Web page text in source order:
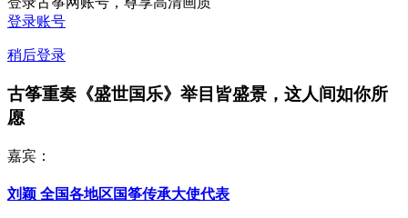
登录账号
稍后登录
古筝重奏《盛世国乐》举目皆盛景，这人间如你所
愿
嘉宾：
刘颖 全国各地区国筝传承大使代表